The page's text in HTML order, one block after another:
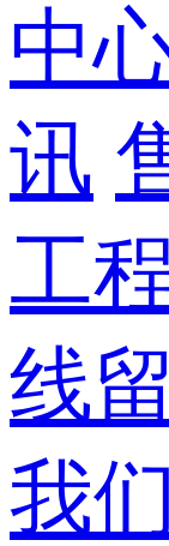
中
讯
工
线
我们